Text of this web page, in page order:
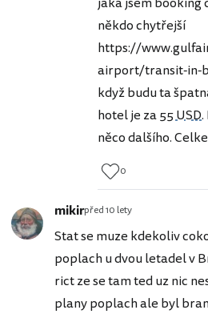
někdo chytřejší
https://
airport/transit-in-
když budu ta
hotel je za55 USD.
něco dalšího.
0
mikirpřed 10 lety
Stat se muze kdekoliv
poplach u dvou letadel v
rict ze se tam ted uz nic
plany poplach ale byl